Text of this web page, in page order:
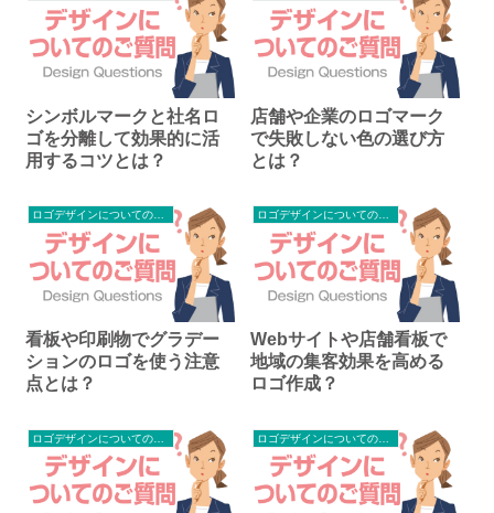
シンボルマークと社名ロ
ゴを分離して効果的に活
用するコツとは？
店舗や企業のロゴマーク
で失敗しない色の選び方
とは？
ロゴデザインについてのご質問
看板や印刷物でグラデー
ションのロゴを使う注意
点とは？
ロゴデザインについてのご質問
Webサイトや店舗看板で
地域の集客効果を高める
ロゴ作成？